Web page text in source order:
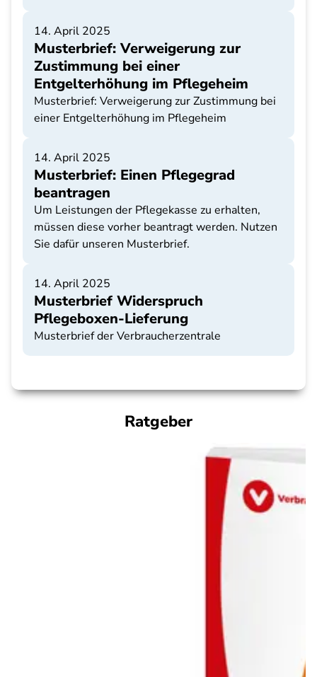
14. April 2025
Musterbrief: Verweigerung zur
Zustimmung bei einer
Entgelterhöhung im Pflegeheim
Musterbrief: Verweigerung zur Zustimmung bei
einer Entgelterhöhung im Pflegeheim
14. April 2025
Musterbrief: Einen Pflegegrad
beantragen
Um Leistungen der Pflegekasse zu erhalten,
müssen diese vorher beantragt werden. Nutzen
Sie dafür unseren Musterbrief.
14. April 2025
Musterbrief Widerspruch
Pflegeboxen-Lieferung
Musterbrief der Verbraucherzentrale
Ratgeber